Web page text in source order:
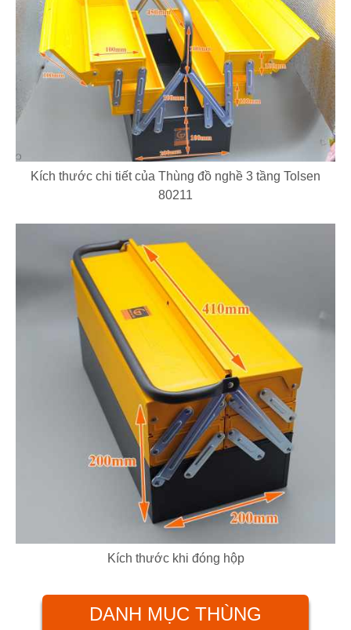
Kích thước chi tiết của Thùng đồ nghề 3 tầng Tolsen
80211
Kích thước khi đóng hộp
DANH MỤC THÙNG